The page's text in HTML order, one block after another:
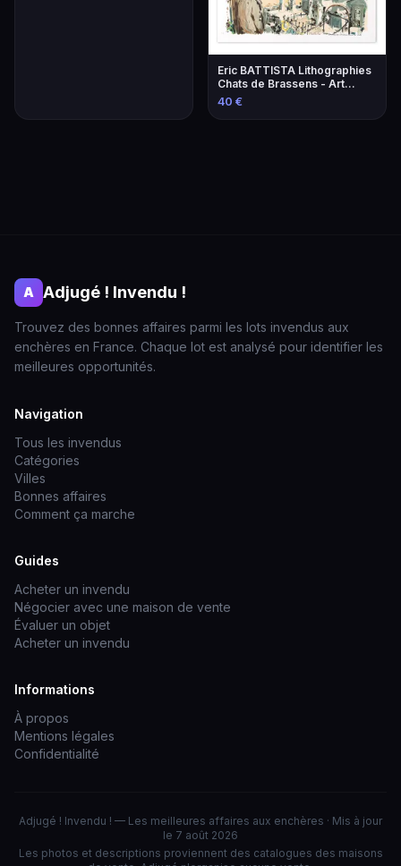
Eric BATTISTA Lithographies
Chats de Brassens - Art
Contemporain
40 €
A Adjugé ! Invendu !
Trouvez des bonnes affaires parmi les lots invendus aux
enchères en France. Chaque lot est analysé pour identifier les
meilleures opportunités.
Navigation
Tous les invendus
Catégories
Villes
Bonnes affaires
Comment ça marche
Guides
Acheter un invendu
Négocier avec une maison de vente
Évaluer un objet
Acheter un invendu
Informations
À propos
Mentions légales
Confidentialité
Adjugé ! Invendu ! — Les meilleures affaires aux enchères · Mis à jour
le 7 août 2026
Les photos et descriptions proviennent des catalogues des maisons